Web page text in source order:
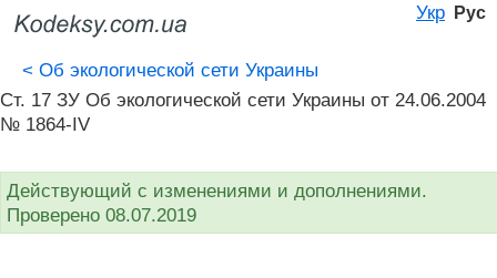
Укр Рус
< Об экологической сети Украины
Ст. 17 ЗУ Об экологической сети Украины от 24.06.2004
№ 1864-IV
Действующий с изменениями и дополнениями.
Проверено 08.07.2019